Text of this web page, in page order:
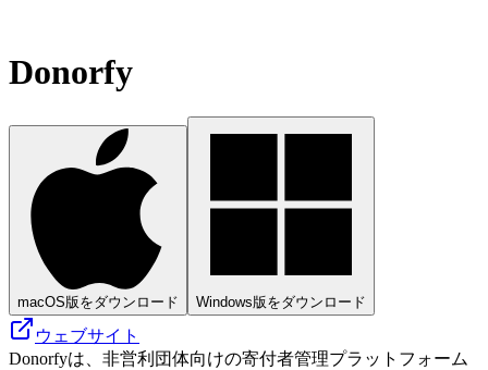
Donorfy
macOS版をダウンロード Windows版をダウンロード
ウェブサイト
Donorfyは、非営利団体向けの寄付者管理プラットフォーム